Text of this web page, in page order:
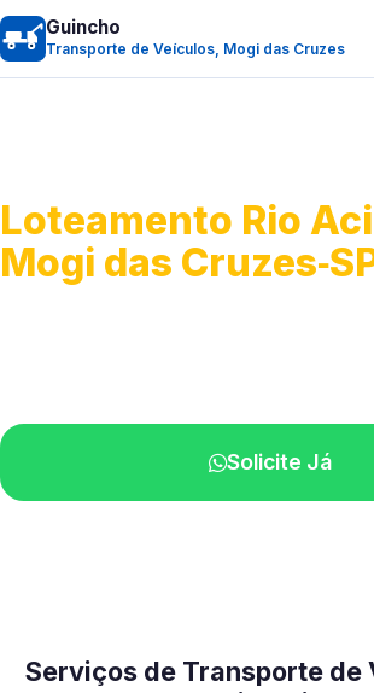
Guincho
Transporte de Veículos, Mogi das Cruzes
Loteamento Rio
Mogi das
Solicite Já
Serviços de Transporte de